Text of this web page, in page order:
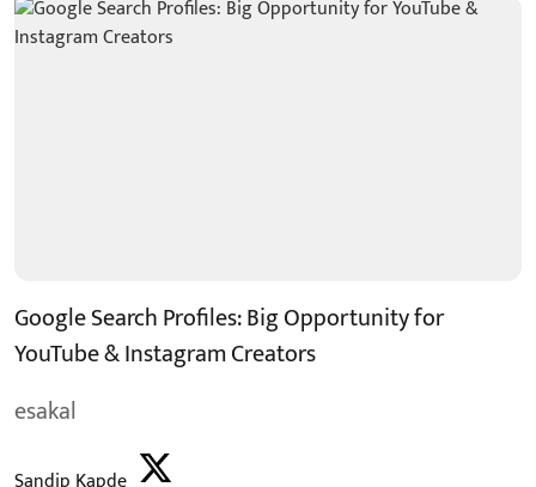
Google Search Profiles: Big Opportunity for
YouTube & Instagram Creators
esakal